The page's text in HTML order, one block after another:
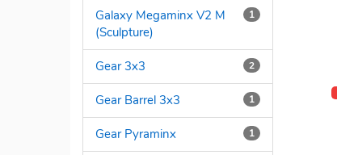
1
Galaxy Megaminx V2 M
(Sculpture)
2
Gear 3x3
1
Gear Barrel 3x3
1
Gear Pyraminx